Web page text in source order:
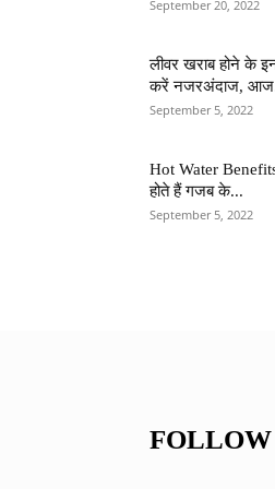
September 20, 2022
लीवर खराब होने के
करें नजरअंदाज,
September 5, 2022
Hot Water
होते हैं गजब के...
September 5, 2022
FOLLOW